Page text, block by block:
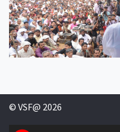
© VSF@ 2026